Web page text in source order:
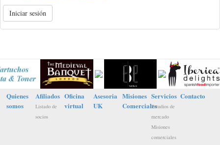
Iniciar sesión
Quienes
somos
Afiliados
Listado de
socios
Oficina
virtual
Asesoria
UK
Misiones
Comerciales
Servicios
Estudios de
mercado
Misiones
comerciales
Contacto